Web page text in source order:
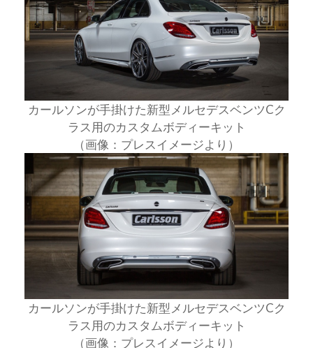
カールソンが手掛けた新型メルセデスベンツCク
ラス用のカスタムボディーキット
（画像：プレスイメージより）
カールソンが手掛けた新型メルセデスベンツCク
ラス用のカスタムボディーキット
（画像：プレスイメージより）